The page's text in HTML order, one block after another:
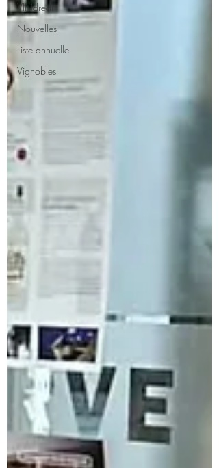
VINdredi
Nouvelles
Liste annuelle
Vignobles